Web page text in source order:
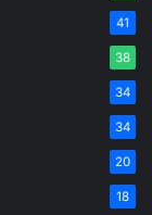
41
38
34
34
20
18